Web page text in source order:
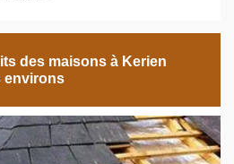
des maisons à Kerien
environs